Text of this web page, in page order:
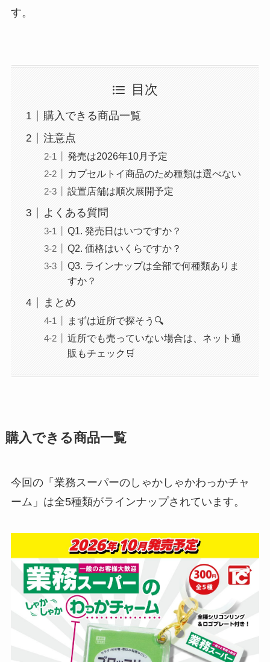
す。
目次
購入できる商品一覧
注意点
発売は2026年10月予定
カプセルトイ商品のため種類は選べない
設置店舗は順次展開予定
よくある質問
Q1. 発売日はいつですか？
Q2. 価格はいくらですか？
Q3. ラインナップは全部で何種類ありま
すか？
まとめ
まずは近所で探そう🔍
近所でも売っていない場合は、ネット通
販もチェック🛒
購入できる商品一覧
今回の「業務スーパーのしゃかしゃかわっかチャ
ーム」は全5種類がラインナップされています。